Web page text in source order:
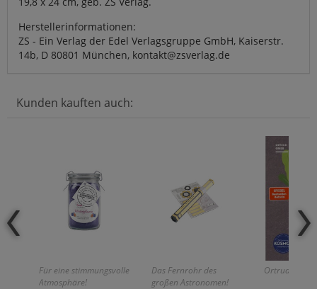
Herstellerinformationen:
ZS - Ein Verlag der Edel Verlagsgruppe GmbH, Kaiserstr.
14b, D 80801 München, kontakt@zsverlag.de
Kunden kauften auch:
Für eine stimmungsvolle
Atmosphäre!
Das Fernrohr des
großen Astronomen!
Ortrud Grieb: